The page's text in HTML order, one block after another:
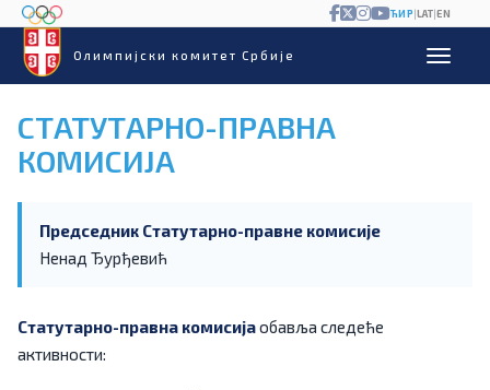
Олимпијски комитет Србије
ЋИР|LAT|EN
СТАТУТАРНО-ПРАВНА
КОМИСИЈА
Председник Статутарно-правне комисије
Ненад Ђурђевић
Статутарно-правна комисијаобавља следеће
активности: